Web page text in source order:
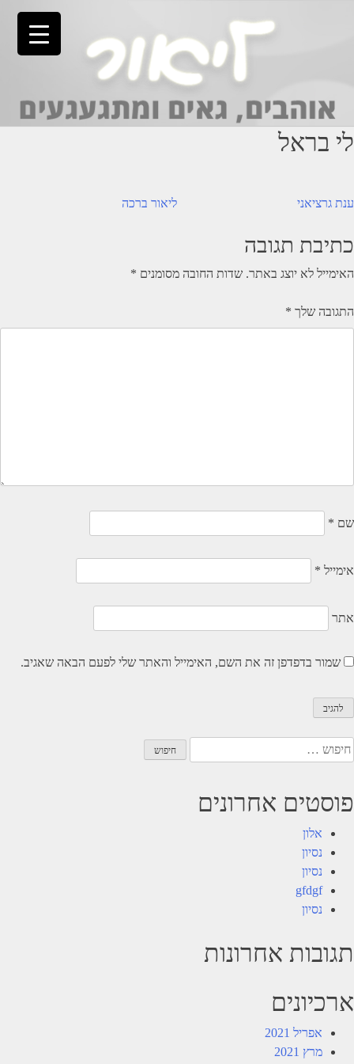
לי בראל
ניווט ליאור ברכה ענת גרציאני
כתיבת תגובה
האימייל לא יוצג באתר. שדות החובה מסומנים *
התגובה שלך *
שם *
אימייל *
אתר
שמור בדפדפן זה את השם, האימייל והאתר שלי לפעם הבאה שאגיב.
חיפוש:
פוסטים אחרונים
אלון
נסיון
נסיון
gfdgf
נסיון
תגובות אחרונות
ארכיונים
אפריל 2021
מרץ 2021